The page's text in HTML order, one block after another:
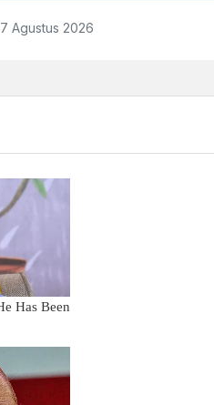
7 Agustus 2026